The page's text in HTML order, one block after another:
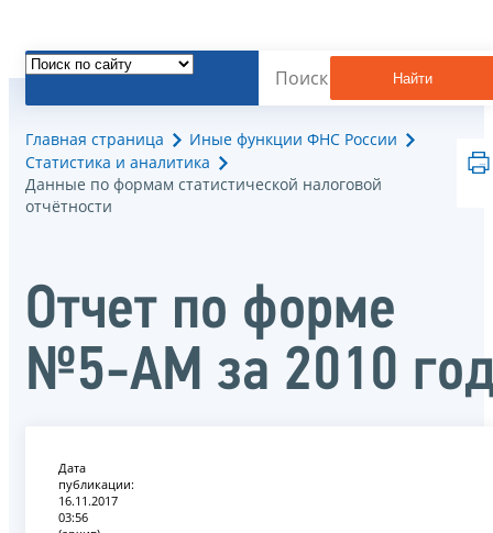
Найти
Главная страница
Иные функции ФНС России
Статистика и аналитика
Данные по формам статистической налоговой
отчётности
Отчет по форме
№5-АМ за 2010
Дата
публикации:
16.11.2017
03:56